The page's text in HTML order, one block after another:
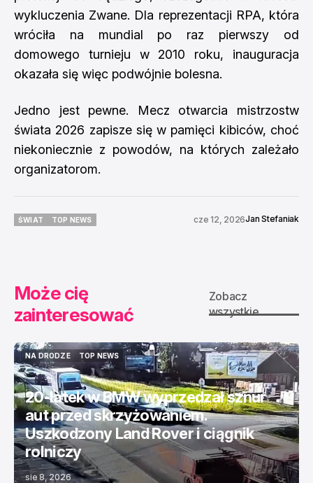
wykluczenia Zwane. Dla reprezentacji RPA, która
wróciła na mundial po raz pierwszy od
domowego turnieju w 2010 roku, inauguracja
okazała się więc podwójnie bolesna.
Jedno jest pewne. Mecz otwarcia mistrzostw
świata 2026 zapisze się w pamięci kibiców, choć
niekoniecznie z powodów, na których zależało
organizatorom.
ŚWIAT
TOP NEWS
cze 12, 2026Jan Stefaniak
Może cię
zainteresować
Zobacz
wszystkie
NA DRODZE
NA DRODZE
TOP NEWS
TOP NEWS
20-latek w BMW wyprzedzał sznur
aut przed skrzyżowaniem.
Uszkodzony Land Rover i ciągnik
rolniczy
sie 8, 2026